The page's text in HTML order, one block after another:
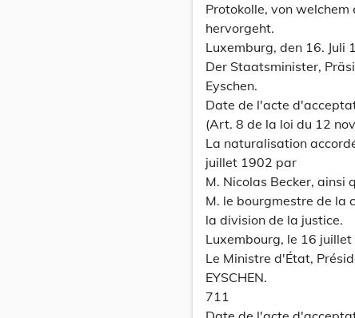
Protokolle, von
hervorgeht.
Luxemburg, den 16. Juli
Der Staatsminister,
Eyschen.
Date de l'acte
(Art. 8 de la loi du 12
La naturalisation
juillet 1902 par
M. Nicolas Becker, ainsi
M. le bourgmestre de la
la division de la justice.
Luxembourg, le 16
Le Ministre d'État,
EYSCHEN.
711